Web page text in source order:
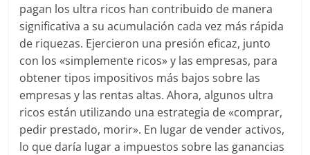
pagan los ultra ricos han contribuido de manera
significativa a su acumulación cada vez más rápida
de riquezas. Ejercieron una presión eficaz, junto
con los «simplemente ricos» y las empresas, para
obtener tipos impositivos más bajos sobre las
empresas y las rentas altas. Ahora, algunos ultra
ricos están utilizando una estrategia de «comprar,
pedir prestado, morir». En lugar de vender activos,
lo que daría lugar a impuestos sobre las ganancias